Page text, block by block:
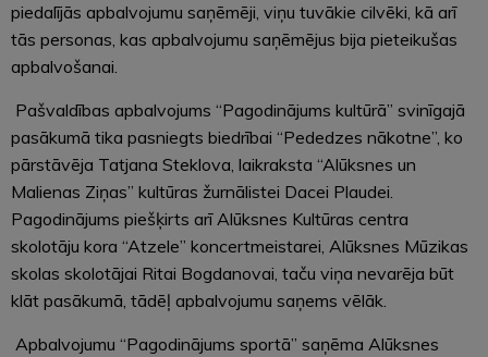
piedalījās apbalvojumu saņēmēji, viņu tuvākie cilvēki, kā arī
tās personas, kas apbalvojumu saņēmējus bija pieteikušas
apbalvošanai.
Pašvaldības apbalvojums “Pagodinājums kultūrā” svinīgajā
pasākumā tika pasniegts biedrībai “Pededzes nākotne”, ko
pārstāvēja Tatjana Steklova, laikraksta “Alūksnes un
Malienas Ziņas” kultūras žurnālistei Dacei Plaudei.
Pagodinājums piešķirts arī Alūksnes Kultūras centra
skolotāju kora “Atzele” koncertmeistarei, Alūksnes Mūzikas
skolas skolotājai Ritai Bogdanovai, taču viņa nevarēja būt
klāt pasākumā, tādēļ apbalvojumu saņems vēlāk.
Apbalvojumu “Pagodinājums sportā” saņēma Alūksnes